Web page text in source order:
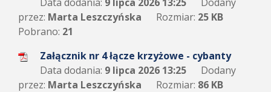
przez: Marta Leszczyńska Rozmiar: 25 KB
Pobrano: 21
Załącznik nr 4 łącze krzyżowe - cybanty
Data dodania: 9 lipca 2026 13:25
Dodany
przez: Marta Leszczyńska Rozmiar: 86 KB